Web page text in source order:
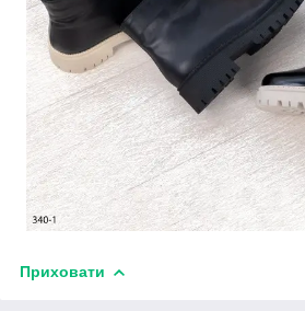
Приховати